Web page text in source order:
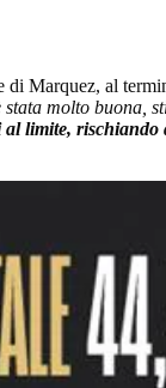
Marquez, al
molto buona,
limite, rischiando